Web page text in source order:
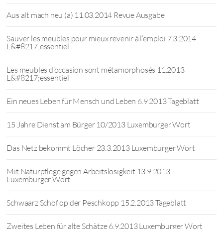
Aus alt mach neu (a) 11.03.2014 Revue Ausgabe
Sauver les meubles pour mieux revenir à l’emploi 7.3.2014
L&#8217;essentiel
Les meubles d’occasion sont métamorphosés 11.2013
L&#8217;essentiel
Ein neues Leben für Mensch und Leben 6.9.2013 Tageblatt
15 Jahre Dienst am Bürger 10/2013 Luxemburger Wort
Das Netz bekommt Löcher 23.3.2013 Luxemburger Wort
Mit Naturpflege gegen Arbeitslosigkeit 13.9.2013
Luxemburger Wort
Schwaarz Schof op der Peschkopp 15.2.2013 Tageblatt
Zweites Leben für alte Schätze 6.9.2013 Luxemburger Wort